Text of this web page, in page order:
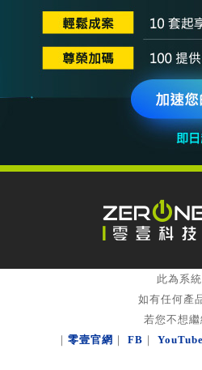
此為系
如有任何產
若您不想
｜ 零壹官網 ｜ FB ｜